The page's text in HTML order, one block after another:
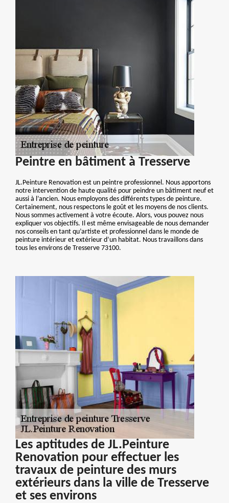
Peintre en bâtiment à Tresserve
JL.Peinture Renovation est un peintre professionnel. Nous apportons
notre intervention de haute qualité pour peindre un bâtiment neuf et
aussi à l’ancien. Nous employons des différents types de peinture.
Certainement, nous respectons le goût et les moyens de nos clients.
Nous sommes activement à votre écoute. Alors, vous pouvez nous
expliquer vos objectifs. Il est même envisageable de nous demander
nos conseils en tant qu’artiste et professionnel dans le monde de
peinture intérieur et extérieur d’un habitat. Nous travaillons dans
tous les environs de Tresserve 73100.
Les aptitudes de JL.Peinture
Renovation pour effectuer les
travaux de peinture des murs
extérieurs dans la ville de Tresserve
et ses environs